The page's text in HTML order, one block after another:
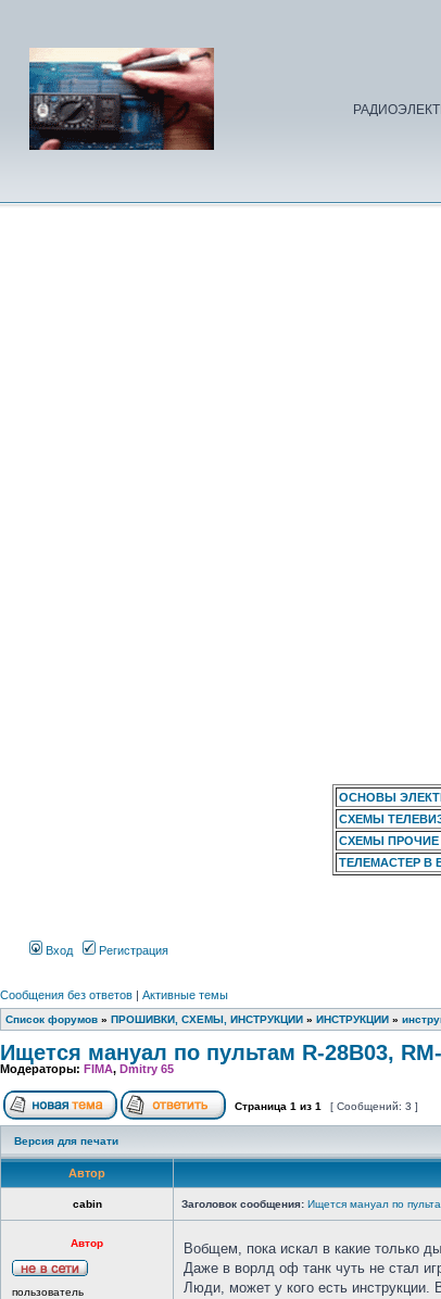
ОСНОВЫ
СХЕМЫ
СХЕМЫ ПРОЧИЕ
ТЕЛЕМАСТЕР В
Вход Регистрация
Сообщения без ответов | Активные темы
Список форумов » ПРОШИВКИ, СХЕМЫ, ИНСТРУКЦИИ » ИНСТРУКЦИИ »
Ищется мануал по пультам R-28B03,
Модераторы: FIMA, Dmitry 65
Страница 1 из 1 [ Сообщений: 3 ]
Версия для печати
Автор
cabin Заголовок сообщения: Ищется мануал по
Автор
пользователь
Вобщем, пока искал в какие только
Даже в ворлд оф танк чуть не стал
Люди, может у кого есть инструкции.